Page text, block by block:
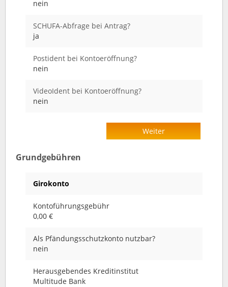
nein
SCHUFA-Abfrage bei Antrag?
ja
Postident bei Kontoeröffnung?
nein
VideoIdent bei Kontoeröffnung?
nein
Weiter
Grundgebühren
Girokonto
Kontoführungsgebühr
0,00 €
Als Pfändungsschutzkonto nutzbar?
nein
Herausgebendes Kreditinstitut
Multitude Bank